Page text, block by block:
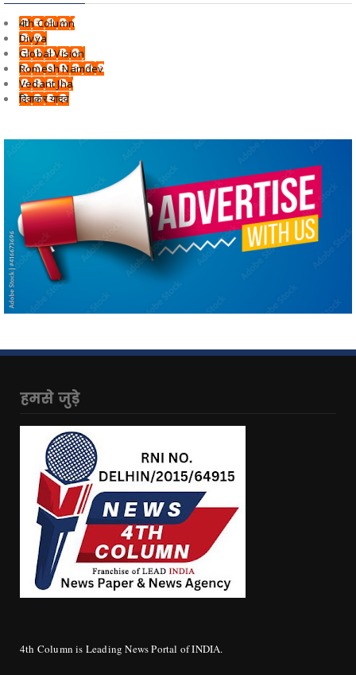
4th Column
Divya
Global Vision
Romesh Namdev
Vedant Jha
दिवाकर यादव
हमसे जुड़े
4th Column is Leading News Portal of INDIA.